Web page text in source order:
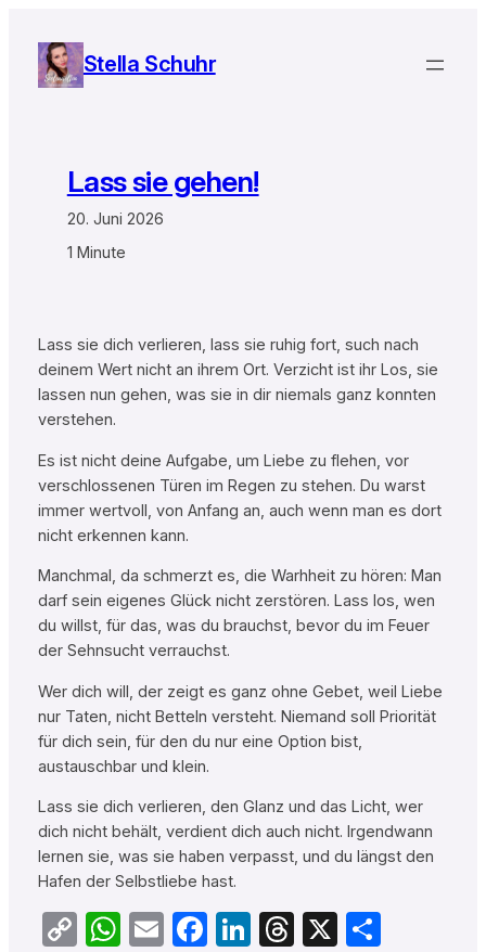
Inhalt
springen
Stella Schuhr
Lass sie gehen!
20. Juni 2026
1 Minute
Lass sie dich verlieren, lass sie ruhig fort, such nach
deinem Wert nicht an ihrem Ort. Verzicht ist ihr Los, sie
lassen nun gehen, was sie in dir niemals ganz konnten
verstehen.
Es ist nicht deine Aufgabe, um Liebe zu flehen, vor
verschlossenen Türen im Regen zu stehen. Du warst
immer wertvoll, von Anfang an, auch wenn man es dort
nicht erkennen kann.
Manchmal, da schmerzt es, die Warhheit zu hören: Man
darf sein eigenes Glück nicht zerstören. Lass los, wen
du willst, für das, was du brauchst, bevor du im Feuer
der Sehnsucht verrauchst.
Wer dich will, der zeigt es ganz ohne Gebet, weil Liebe
nur Taten, nicht Betteln versteht. Niemand soll Priorität
für dich sein, für den du nur eine Option bist,
austauschbar und klein.
Lass sie dich verlieren, den Glanz und das Licht, wer
dich nicht behält, verdient dich auch nicht. Irgendwann
lernen sie, was sie haben verpasst, und du längst den
Hafen der Selbstliebe hast.
CopyWhatsApp
EmailFacebook
LinkedIn
Threads
X Teilen